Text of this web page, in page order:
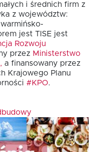
i średnich firm z
z województw:
jest TISE jest
Rozwoju
przez Ministerstwo
a finansowany przez
Krajowego Planu
#KPO.